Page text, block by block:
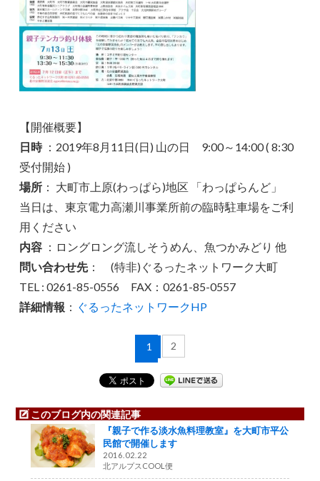
【開催概要】
日時：2019年8月11日(日) 山の日 9:00～14:00 ( 8:30
受付開始 )
場所 ： 大町市上原(わっぱら)地区 「わっぱらんど」
当日は、東京電力高瀬川事業所前の臨時駐車場をご利
用ください
内容 ：ロングロング流しそうめん、魚つかみどり 他
問い合わせ先： (特非)ぐるったネットワーク大町
TEL : 0261-85-0556 FAX：0261-85-0557
詳細情報 ： ぐるったネットワークHP
1 2
このブログ内の関連記事
『親子で作る淡水魚料理教室』を大町市平公
民館で開催します
2016.02.22
北アルプスCOOL便